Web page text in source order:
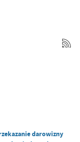
darowizny